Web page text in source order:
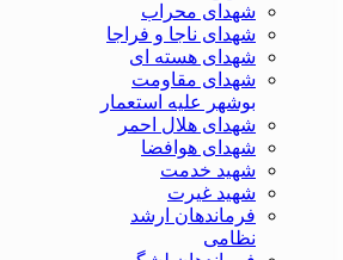
شهدای محراب
شهدای ناجا و فراجا
شهدای هسته ای
شهدای مقاومت
بوشهر علیه استعمار
شهدای هلال احمر
شهدای هوافضا
شهید خدمت
شهید غیرت
فرماندهان ارشد
نظامی